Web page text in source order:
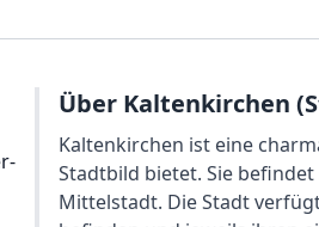
Über Kaltenkirchen
Kaltenkirchen ist eine
Stadtbild bietet. Sie
Mittelstadt. Die Stadt